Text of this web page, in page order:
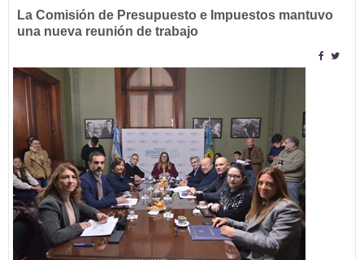
La Comisión de Presupuesto e Impuestos mantuvo
una nueva reunión de trabajo